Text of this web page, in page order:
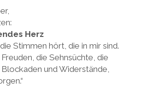
Herz
Stimmen hört, die in mir sind.
die Sehnsüchte, die
und Widerstände,